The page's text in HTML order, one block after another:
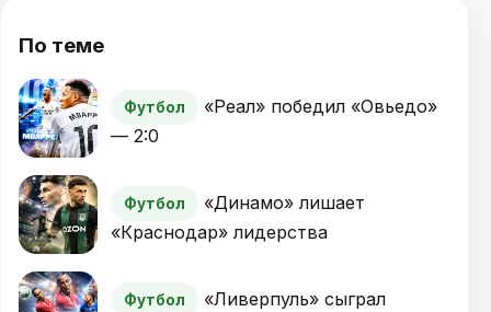
По теме
Футбол
«Реал» победил «Овьедо»
— 2:0
Футбол
«Динамо» лишает
«Краснодар» лидерства
Футбол
«Ливерпуль» сыграл